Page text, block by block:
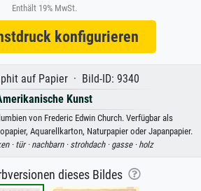
Enthält 19% MwSt.
konfigurieren
auf Papier · Bild-ID: 9340
Kunst
von Frederic Edwin Church. Verfügbar als
Aquarellkarton, Naturpapier oder Japanpapier.
· tür · nachbarn · strohdach · gasse · holz
dieses Bildes